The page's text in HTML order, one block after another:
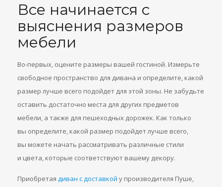
Все начинается с
выяснения размеров
мебели
Во-первых, оцените размеры вашей гостиной. Измерьте
свободное пространство для дивана и определите, какой
размер лучше всего подойдет для этой зоны. Не забудьте
оставить достаточно места для других предметов
мебели, а также для пешеходных дорожек. Как только
вы определите, какой размер подойдет лучше всего,
вы можете начать рассматривать различные стили
и цвета, которые соответствуют вашему декору.
Приобретая диван с доставкой у производителя Пуше,